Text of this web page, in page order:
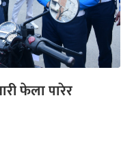
फेला पारेर